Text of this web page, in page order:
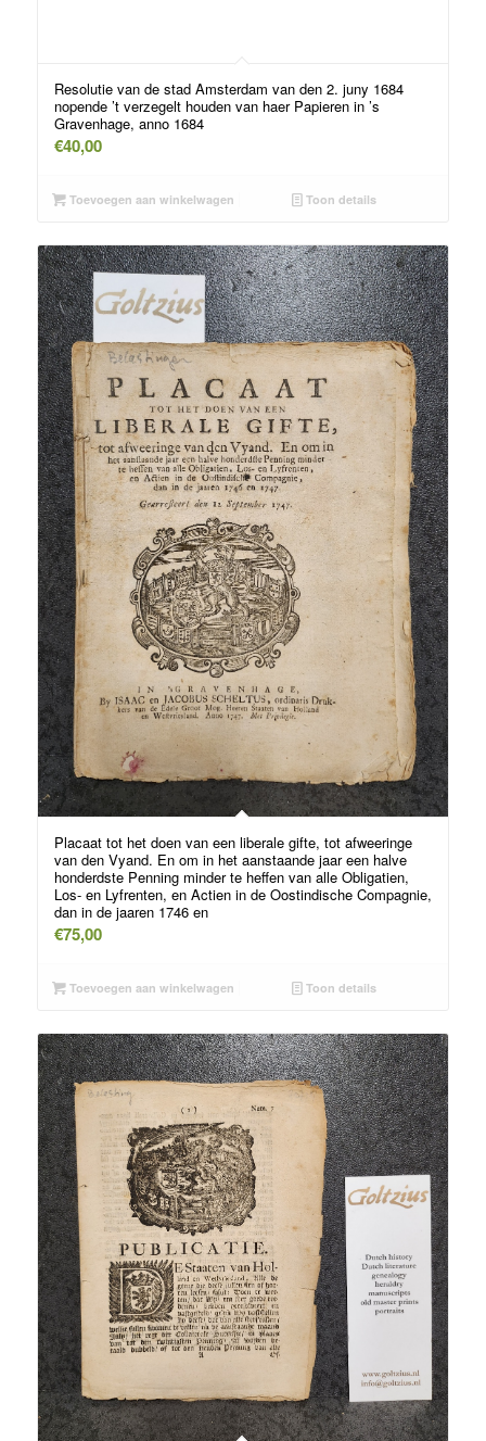
Resolutie van de stad Amsterdam van den 2. juny 1684
nopende ’t verzegelt houden van haer Papieren in ’s
Gravenhage, anno 1684
€40,00
Toevoegen aan winkelwagen Toon details
Placaat tot het doen van een liberale gifte, tot afweeringe
van den Vyand. En om in het aanstaande jaar een halve
honderdste Penning minder te heffen van alle Obligatien,
Los- en Lyfrenten, en Actien in de Oostindische Compagnie,
dan in de jaaren 1746 en
€75,00
Toevoegen aan winkelwagen Toon details